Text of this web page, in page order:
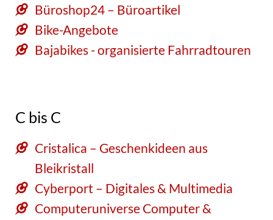
Büroshop24 – Büroartikel
Bike-Angebote
Bajabikes - organisierte Fahrradtouren
C bis C
Cristalica – Geschenkideen aus
Bleikristall
Cyberport – Digitales & Multimedia
Computeruniverse Computer &